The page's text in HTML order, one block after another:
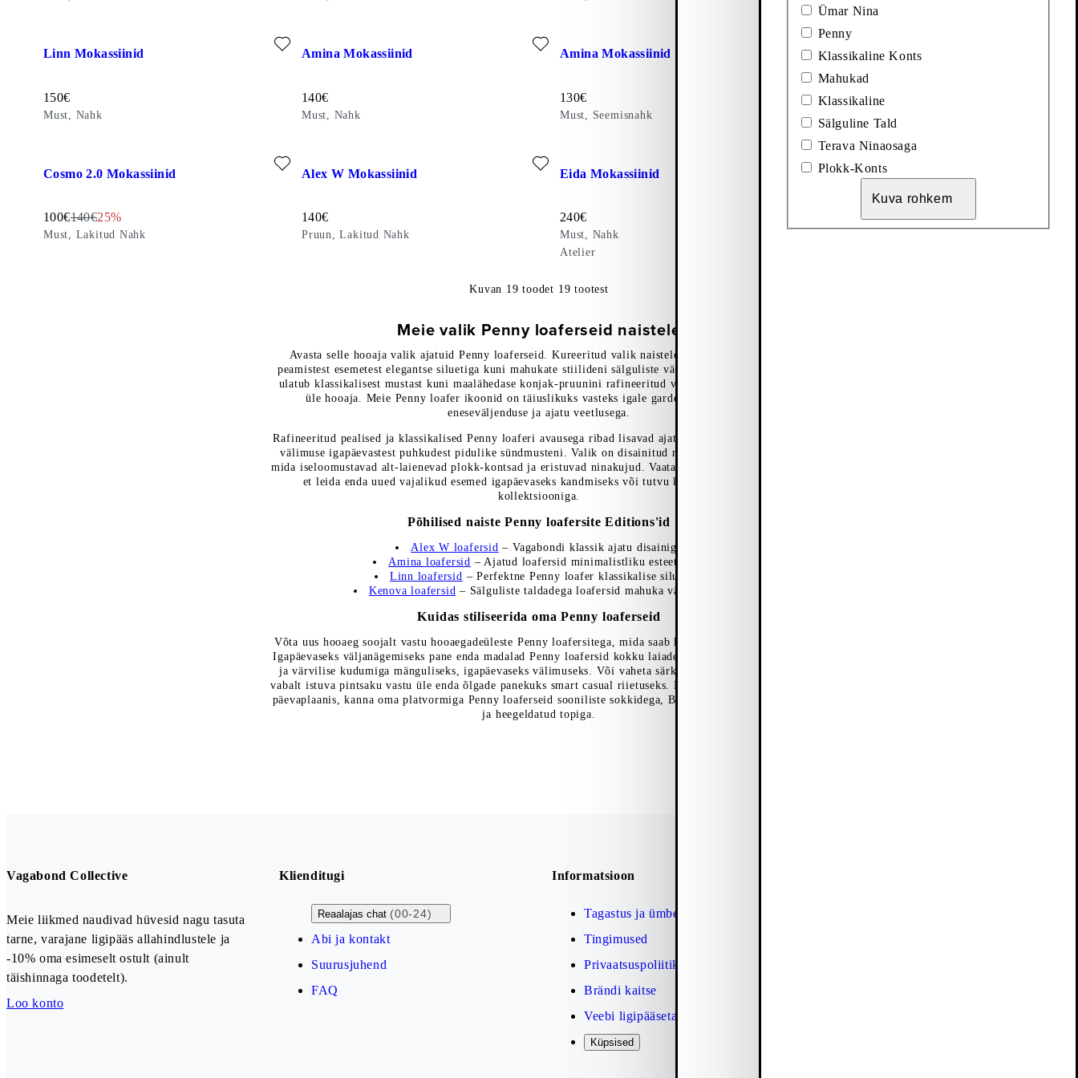
Linn Mokassiinid
Hind:
150€
Must, Nahk
Amina Mokassiinid
Hind:
140€
Must, Nahk
Amina Mokassiinid
Hind:
130€
Must, Seemisnahk
Lisa lemmikuks: AMINA MOKASSIINID (Must, Seemisnahk)
Linn Mokassiinid
Allahinnatud hind:
75€Originaalhind:
150€Discount percentage:
50%
Lisa lemmikuks: LINN MOKASSIINID
Cosmo 2.0 Mokassiinid
Allahinnatud hind:
100€Originaalhind:
140€Discount percentage:
25%
Must, Lakitud Nahk
Alex W Mokassiinid
Hind:
140€
Pruun, Lakitud Nahk
Eida Mokassiinid
Hind:
240€
Must, Nahk
Atelier
Lisa lemmikuks: EIDA MOKASSIINID (Must, Nahk)
Kuvan 19 toodet 19 tootest
Meie valik Penny loaferseid naistele
Avasta selle hooaja valik ajatuid Penny loaferseid. Kureeritud valik naistele ulatub klassikalistest
peamistest esemetest elegantse siluetiga kuni mahukate stiilideni sälguliste välistaldadega. Värvipalett
ulatub klassikalisest mustast kuni maalähedase konjak-pruunini rafineeritud välimuseks, mis kestavad
üle hooaja. Meie Penny loafer ikoonid on täiuslikuks vasteks igale garderoobile oma puhta
eneseväljenduse ja ajatu veetlusega.
Rafineeritud pealised ja klassikalised Penny loaferi avausega ribad lisavad ajatu puudutuse, kandes sinu
välimuse igapäevastest puhkudest pidulike sündmusteni. Valik on disainitud moeteadliku esteetikaga,
mida iseloomustavad alt-laienevad plokk-kontsad ja eristuvad ninakujud. Vaata kõiki
et leida enda uued vajalikud esemed igapäevaseks kandmiseks või tutvu kogu
kollektsiooniga.
Põhilised naiste Penny loafersite Editions'id
Alex W loafersid – Vagabondi klassik ajatu disainiga
Amina loafersid – Ajatud loafersid minimalistliku esteetikaga
Linn loafersid – Perfektne Penny loafer klassikalise siluetiga
Kenova loafersid – Sälguliste taldadega loafersid mahuka välimusega
Kuidas stiliseerida oma Penny loaferseid
Võta uus hooaeg soojalt vastu hooaegadeüleste Penny loafersitega, mida saab kanda hommikust õhtuni.
Igapäevaseks väljanägemiseks pane enda madalad Penny loafersid kokku laiade madala värvliga teksade
ja värvilise kudumiga mänguliseks, igapäevaseks välimuseks. Või vaheta särk lühendatud tank topi ja
vabalt istuva pintsaku vastu üle enda õlgade panekuks smart casual riietuseks. Kui suvised pidustused on
päevaplaanis, kanna oma platvormiga Penny loaferseid sooniliste sokkidega, Bermuuda lühikeste pükste
ja heegeldatud topiga.
Vagabond Collective
Meie liikmed naudivad hüvesid nagu tasuta
tarne, varajane ligipääs allahindlustele ja
-10% oma esimeselt ostult (ainult
täishinnaga toodetelt).
Loo konto
Klienditugi
Reaalajas chat (00-24)
Abi ja kontakt
Suurusjuhend
FAQ
Informatsioon
Tagastus ja ümbervahetus
Tingimused
Privaatsuspoliitika
Brändi kaitse
Veebi ligipääsetavuse seisukoht
Küpsised
Ümar Nina
Penny
Klassikaline Konts
Mahukad
Klassikaline
Sälguline Tald
Terava Ninaosaga
Plokk-Konts
Kuva rohkem